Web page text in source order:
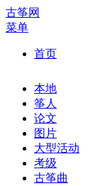
古筝网
菜单
首页
本地
筝人
论文
图片
大型活动
考级
古筝曲